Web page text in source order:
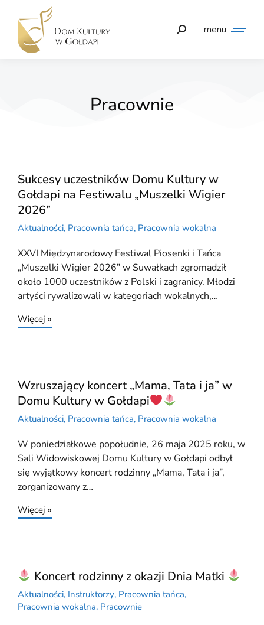
menu
Pracownie
Sukcesy uczestników Domu Kultury w
Gołdapi na Festiwalu „Muszelki Wigier
2026”
Aktualności, Pracownia tańca, Pracownia wokalna
XXVI Międzynarodowy Festiwal Piosenki i Tańca
„Muszelki Wigier 2026” w Suwałkach zgromadził
około 1000 uczestników z Polski i zagranicy. Młodzi
artyści rywalizowali w kategoriach wokalnych,…
Więcej »
Wzruszający koncert „Mama, Tata i ja” w
Domu Kultury w Gołdapi
Aktualności, Pracownia tańca, Pracownia wokalna
W poniedziałkowe popołudnie, 26 maja 2025 roku, w
Sali Widowiskowej Domu Kultury w Gołdapi odbył
się wyjątkowy koncert rodzinny „Mama, Tata i ja”,
zorganizowany z…
Więcej »
Koncert rodzinny z okazji Dnia Matki
Aktualności, Instruktorzy, Pracownia tańca,
Pracownia wokalna, Pracownie